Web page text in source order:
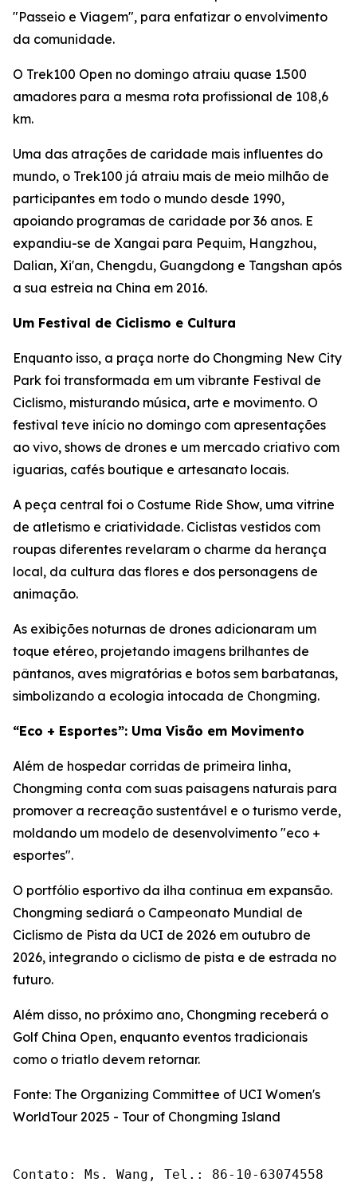
"Passeio e Viagem", para enfatizar o envolvimento
da comunidade.
O Trek100 Open no domingo atraiu quase 1.500
amadores para a mesma rota profissional de 108,6
km.
Uma das atrações de caridade mais influentes do
mundo, o Trek100 já atraiu mais de meio milhão de
participantes em todo o mundo desde 1990,
apoiando programas de caridade por 36 anos. E
expandiu-se de Xangai para Pequim, Hangzhou,
Dalian, Xi'an, Chengdu, Guangdong e Tangshan após
a sua estreia na China em 2016.
Um Festival de Ciclismo e Cultura
Enquanto isso, a praça norte do Chongming New City
Park foi transformada em um vibrante Festival de
Ciclismo, misturando música, arte e movimento. O
festival teve início no domingo com apresentações
ao vivo, shows de drones e um mercado criativo com
iguarias, cafés boutique e artesanato locais.
A peça central foi o Costume Ride Show, uma vitrine
de atletismo e criatividade. Ciclistas vestidos com
roupas diferentes revelaram o charme da herança
local, da cultura das flores e dos personagens de
animação.
As exibições noturnas de drones adicionaram um
toque etéreo, projetando imagens brilhantes de
pântanos, aves migratórias e botos sem barbatanas,
simbolizando a ecologia intocada de Chongming.
“Eco + Esportes”: Uma Visão em Movimento
Além de hospedar corridas de primeira linha,
Chongming conta com suas paisagens naturais para
promover a recreação sustentável e o turismo verde,
moldando um modelo de desenvolvimento "eco +
esportes".
O portfólio esportivo da ilha continua em expansão.
Chongming sediará o Campeonato Mundial de
Ciclismo de Pista da UCI de 2026 em outubro de
2026, integrando o ciclismo de pista e de estrada no
futuro.
Além disso, no próximo ano, Chongming receberá o
Golf China Open, enquanto eventos tradicionais
como o triatlo devem retornar.
Fonte: The Organizing Committee of UCI Women's
WorldTour 2025 - Tour of Chongming Island
Contato: Ms. Wang, Tel.: 86-10-63074558